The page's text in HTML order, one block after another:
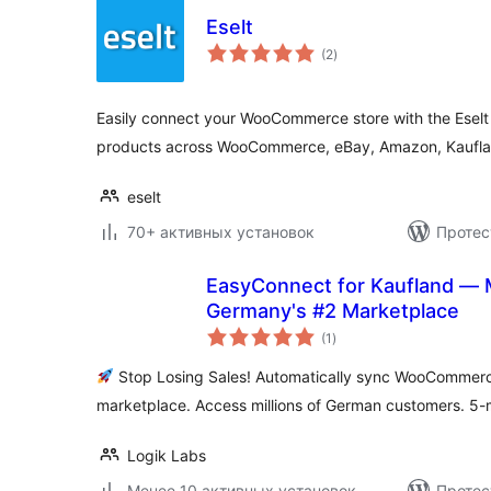
Eselt
(2общий
рейтинг
)
Easily connect your WooCommerce store with the
products across WooCommerce, eBay, Amazon,
eselt
70+ активных установок
EasyConnect for Kaufland —
Germany's #2 Marketplace
(1 общий
рейтинг
)
Stop Losing Sales! Automatically sync
marketplace. Access millions of German customers. 5-
Logik Labs